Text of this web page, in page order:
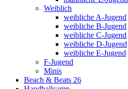
Weiblich
weibliche A-Jugend
weibliche B-Jugend
weibliche C-Jugend
weibliche D-Jugend
weibliche E-Jugend
F-Jugend
Minis
Beach & Beats 26